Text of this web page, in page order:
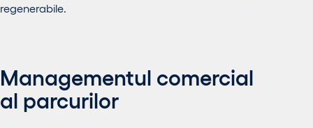
regenerabile.
Managementul comercial
al parcurilor